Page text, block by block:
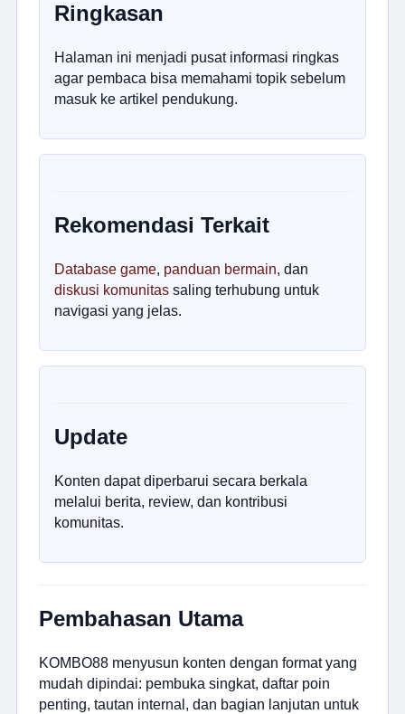
Ringkasan
Halaman ini menjadi pusat informasi ringkas
agar pembaca bisa memahami topik sebelum
masuk ke artikel pendukung.
Rekomendasi Terkait
Database game, panduan bermain, dan
diskusi komunitas saling terhubung untuk
navigasi yang jelas.
Update
Konten dapat diperbarui secara berkala
melalui berita, review, dan kontribusi
komunitas.
Pembahasan Utama
KOMBO88 menyusun konten dengan format yang
mudah dipindai: pembuka singkat, daftar poin
penting, tautan internal, dan bagian lanjutan untuk